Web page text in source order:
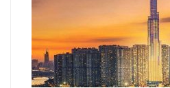
PHÒNG TRỌ GIÁ RẺ CÓ